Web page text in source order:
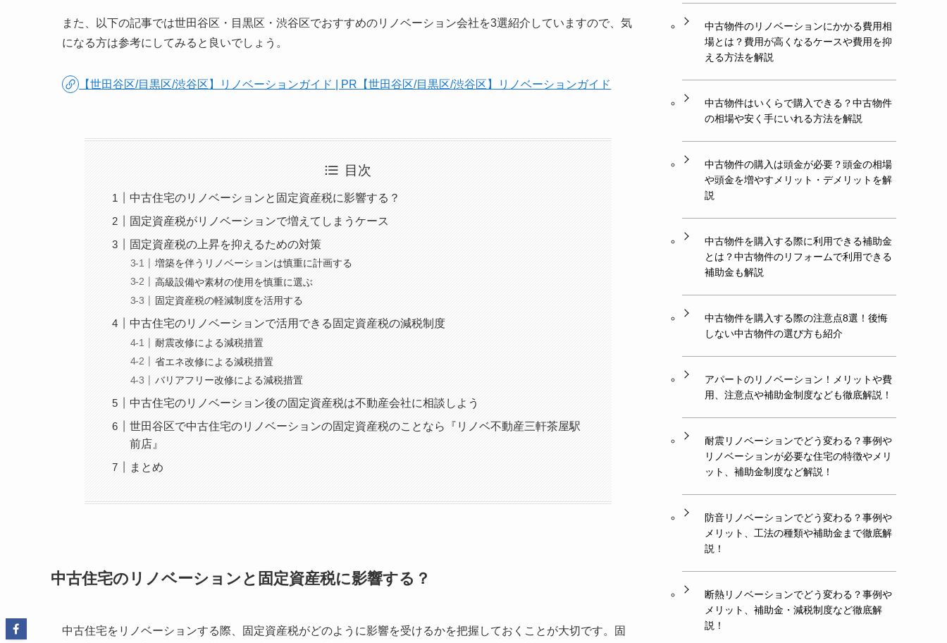
また、以下の記事では世田谷区・目黒区・渋谷区でおすすめのリノベーション会社を3選紹介していますので、気
になる方は参考にしてみると良いでしょう。
【世田谷区/目黒区/渋谷区】リノベーションガイド | PR【世田谷区/目黒区/渋谷区】リノベーションガイド
目次
中古住宅のリノベーションと固定資産税に影響する？
固定資産税がリノベーションで増えてしまうケース
固定資産税の上昇を抑えるための対策
増築を伴うリノベーションは慎重に計画する
高級設備や素材の使用を慎重に選ぶ
固定資産税の軽減制度を活用する
中古住宅のリノベーションで活用できる固定資産税の減税制度
耐震改修による減税措置
省エネ改修による減税措置
バリアフリー改修による減税措置
中古住宅のリノベーション後の固定資産税は不動産会社に相談しよう
世田谷区で中古住宅のリノベーションの固定資産税のことなら『リノベ不動産三軒茶屋駅
前店』
まとめ
中古住宅のリノベーションと固定資産税に影響する？
中古住宅をリノベーションする際、固定資産税がどのように影響を受けるかを把握しておくことが大切です。固
中古物件のリノベーションにかかる費用相
場とは？費用が高くなるケースや費用を抑
える方法を解説
中古物件はいくらで購入できる？中古物件
の相場や安く手にいれる方法を解説
中古物件の購入は頭金が必要？頭金の相場
や頭金を増やすメリット・デメリットを解
説
中古物件を購入する際に利用できる補助金
とは？中古物件のリフォームで利用できる
補助金も解説
中古物件を購入する際の注意点8選！後悔
しない中古物件の選び方も紹介
アパートのリノベーション！メリットや費
用、注意点や補助金制度なども徹底解説！
耐震リノベーションでどう変わる？事例や
リノベーションが必要な住宅の特徴やメリ
ット、補助金制度など解説！
防音リノベーションでどう変わる？事例や
メリット、工法の種類や補助金まで徹底解
説！
断熱リノベーションでどう変わる？事例や
メリット、補助金・減税制度など徹底解
説！